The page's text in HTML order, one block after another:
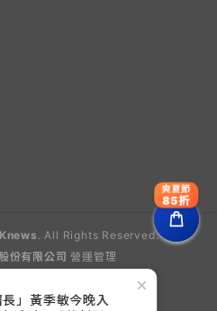
×
長」黃季敏今晚入
. All Rights Reserved.
份有限公司 營運管理
爽夏節
85折